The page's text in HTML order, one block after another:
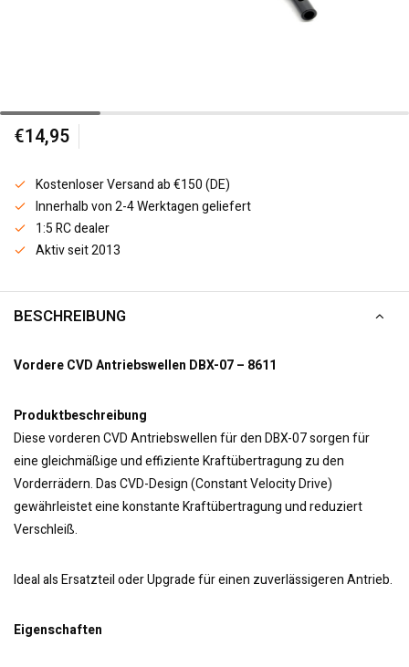
€14,95
Kostenloser Versand ab €150 (DE)
Innerhalb von 2-4 Werktagen geliefert
1:5 RC dealer
Aktiv seit 2013
BESCHREIBUNG
Vordere CVD Antriebswellen DBX-07 – 8611
Produktbeschreibung
Diese vorderen CVD Antriebswellen für den DBX-07 sorgen für
eine gleichmäßige und effiziente Kraftübertragung zu den
Vorderrädern. Das CVD-Design (Constant Velocity Drive)
gewährleistet eine konstante Kraftübertragung und reduziert
Verschleiß.
Ideal als Ersatzteil oder Upgrade für einen zuverlässigeren Antrieb.
Eigenschaften